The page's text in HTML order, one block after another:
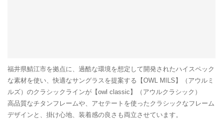
福井県鯖江市を拠点に、過酷な環境を想定して開発されたハイスペック
な素材を使い、快適なサングラスを提案する【OWL MILS】（アウルミ
ルズ）のクラシックラインが【owl classic】（アウルクラシック）
高品質なチタンフレームや、アセテートを使ったクラシックなフレーム
デザインと、掛け心地、装着感の良さも両立させています。